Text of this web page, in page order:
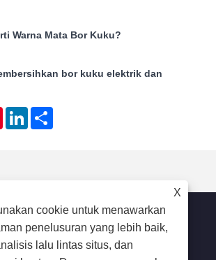
Warna Mata Bor Kuku?
bor kuku elektrik dan
PinterestLinkedIn
X
cookie untuk menawarkan
penelusuran yang lebih baik,
lalu lintas situs, dan
Ruina Optoelectronic Co., Ltd -